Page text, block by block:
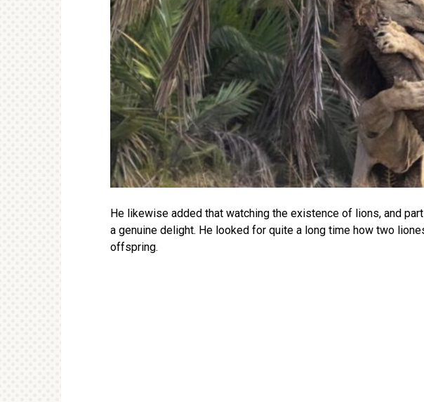
He likewise added that watching the existence of lions, and
a genuine delight. He looked for quite a long time how two
offspring.